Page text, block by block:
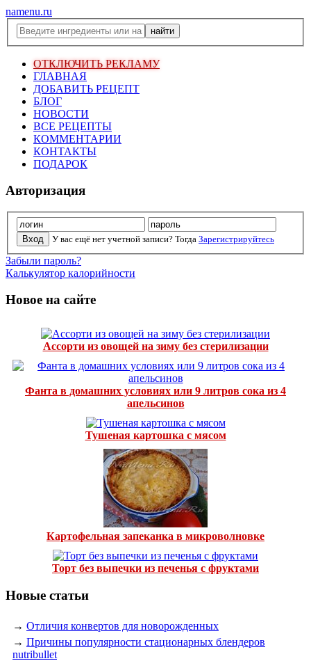
namenu.ru
ОТКЛЮЧИТЬ РЕКЛАМУ
ГЛАВНАЯ
ДОБАВИТЬ РЕЦЕПТ
БЛОГ
НОВОСТИ
ВСЕ РЕЦЕПТЫ
КОММЕНТАРИИ
КОНТАКТЫ
ПОДАРОК
Авторизация
У вас ещё нет учетной записи? Тогда Зарегистрируйтесь
Забыли пароль?
Калькулятор калорийности
Новое на сайте
Ассорти из овощей на зиму без стерилизации
Фанта в домашних условиях или 9 литров сока из 4
апельсинов
Тушеная картошка с мясом
Картофельная запеканка в микроволновке
Торт без выпечки из печенья с фруктами
Новые статьи
→ Отличия конвертов для новорожденных
→ Причины популярности стационарных блендеров
nutribullet